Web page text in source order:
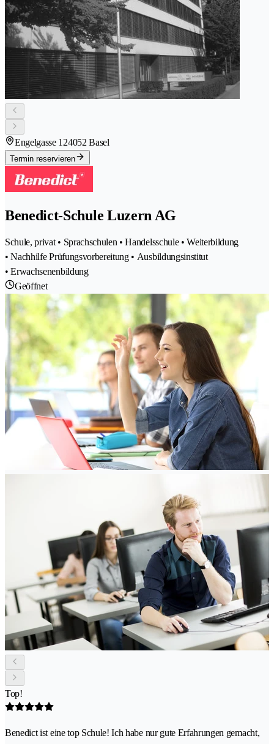
Engelgasse 124052 Basel
Termin reservieren
Benedict-Schule Luzern AG
Schule, privat • Sprachschulen • Handelsschule • Weiterbildung
• Nachhilfe Prüfungsvorbereitung • Ausbildungsinstitut
• Erwachsenenbildung
Geöffnet
Top!
Benedict ist eine top Schule! Ich habe nur gute Erfahrungen gemacht,